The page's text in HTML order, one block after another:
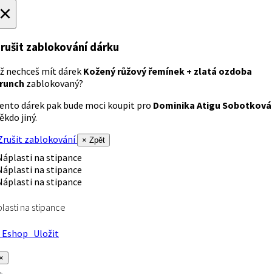
zablokování dárku
nechceš mít dárek Kožený růžový řemínek + zlatá ozdoba
zablokovaný?
dárek pak bude moci koupit pro Dominika Atigu Sobotková
jiný.
zablokování
× Zpět
na stipance
Uložit